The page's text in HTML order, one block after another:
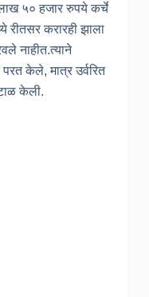
५० हजार रुपये कर्चे
रीतसर करारही झाला
नाहीत.त्याने
केले, मात्र उर्वरित
केली.